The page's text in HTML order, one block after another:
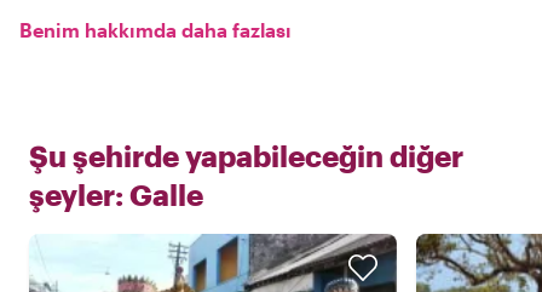
Benim hakkımda daha fazlası
Şu şehirde yapabileceğin diğer
şeyler: Galle